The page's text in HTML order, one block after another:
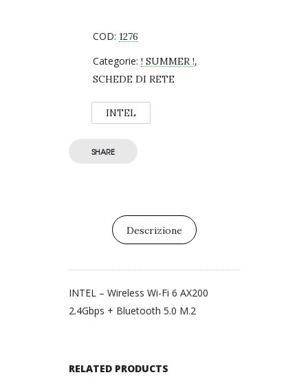
COD: 1276
Categorie: ! SUMMER !,
SCHEDE DI RETE
INTEL
SHARE
Descrizione
INTEL – Wireless Wi-Fi 6 AX200
2.4Gbps + Bluetooth 5.0 M.2
RELATED PRODUCTS